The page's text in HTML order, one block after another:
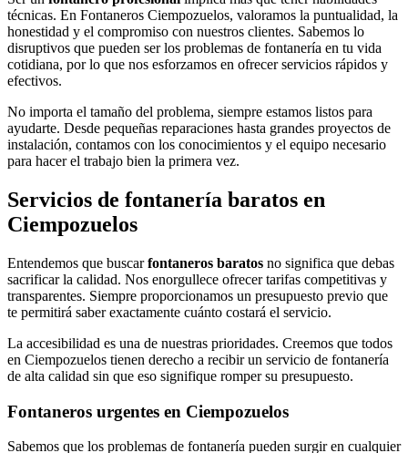
técnicas. En Fontaneros Ciempozuelos, valoramos la puntualidad, la
honestidad y el compromiso con nuestros clientes. Sabemos lo
disruptivos que pueden ser los problemas de fontanería en tu vida
cotidiana, por lo que nos esforzamos en ofrecer servicios rápidos y
efectivos.
No importa el tamaño del problema, siempre estamos listos para
ayudarte. Desde pequeñas reparaciones hasta grandes proyectos de
instalación, contamos con los conocimientos y el equipo necesario
para hacer el trabajo bien la primera vez.
Servicios de fontanería baratos en
Ciempozuelos
Entendemos que buscarfontaneros baratos no significa que debas
sacrificar la calidad. Nos enorgullece ofrecer tarifas competitivas y
transparentes. Siempre proporcionamos un presupuesto previo que
te permitirá saber exactamente cuánto costará el servicio.
La accesibilidad es una de nuestras prioridades. Creemos que todos
en Ciempozuelos tienen derecho a recibir un servicio de fontanería
de alta calidad sin que eso signifique romper su presupuesto.
Fontaneros urgentes en Ciempozuelos
Sabemos que los problemas de fontanería pueden surgir en cualquier